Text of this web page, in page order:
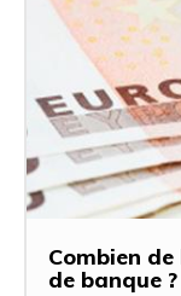
Combien
de banque ?